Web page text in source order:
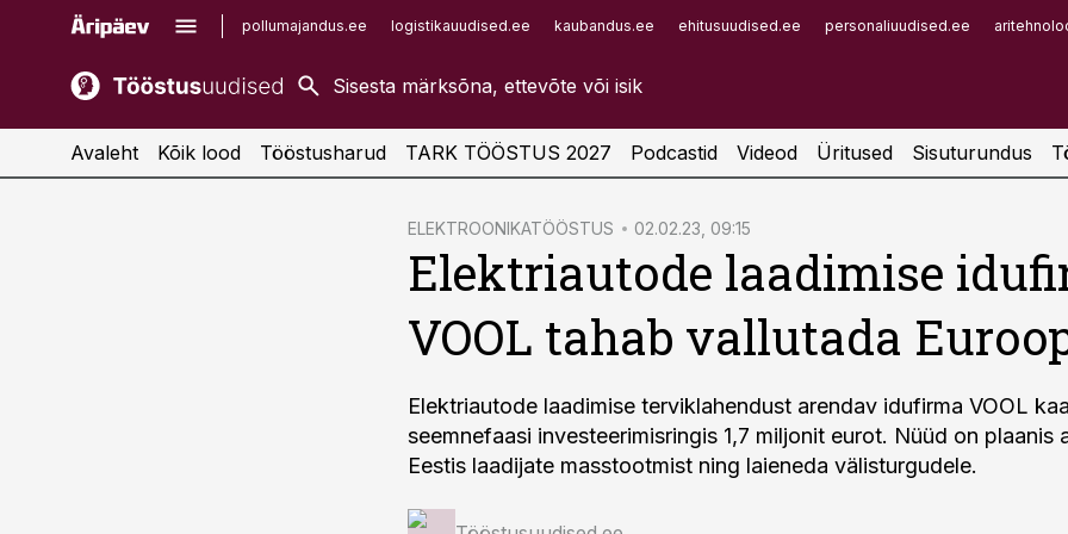
pollumajandus.ee logistikauudised.ee kaubandus.ee ehitusuudised.ee personaliuudised.ee
kaubandus.ee
kinnisvarauudised.ee
imelineajalugu.ee
Infopank
Avaleht Kõik lood Tööstusharud TARK TÖÖSTUS 2027 Podcastid Videod Üritused Sisuturundus
ELEKTROONIKATÖÖSTUS 02.02.23, 09:15
Elektriautode laadimise
VOOL tahab vallutada
Elektriautode laadimise terviklahendust arendav idufirma VOOL
seemnefaasi investeerimisringis 1,7 miljonit eurot. Nüüd on plaanis
Eestis laadijate masstootmist ning laieneda välisturgudele.